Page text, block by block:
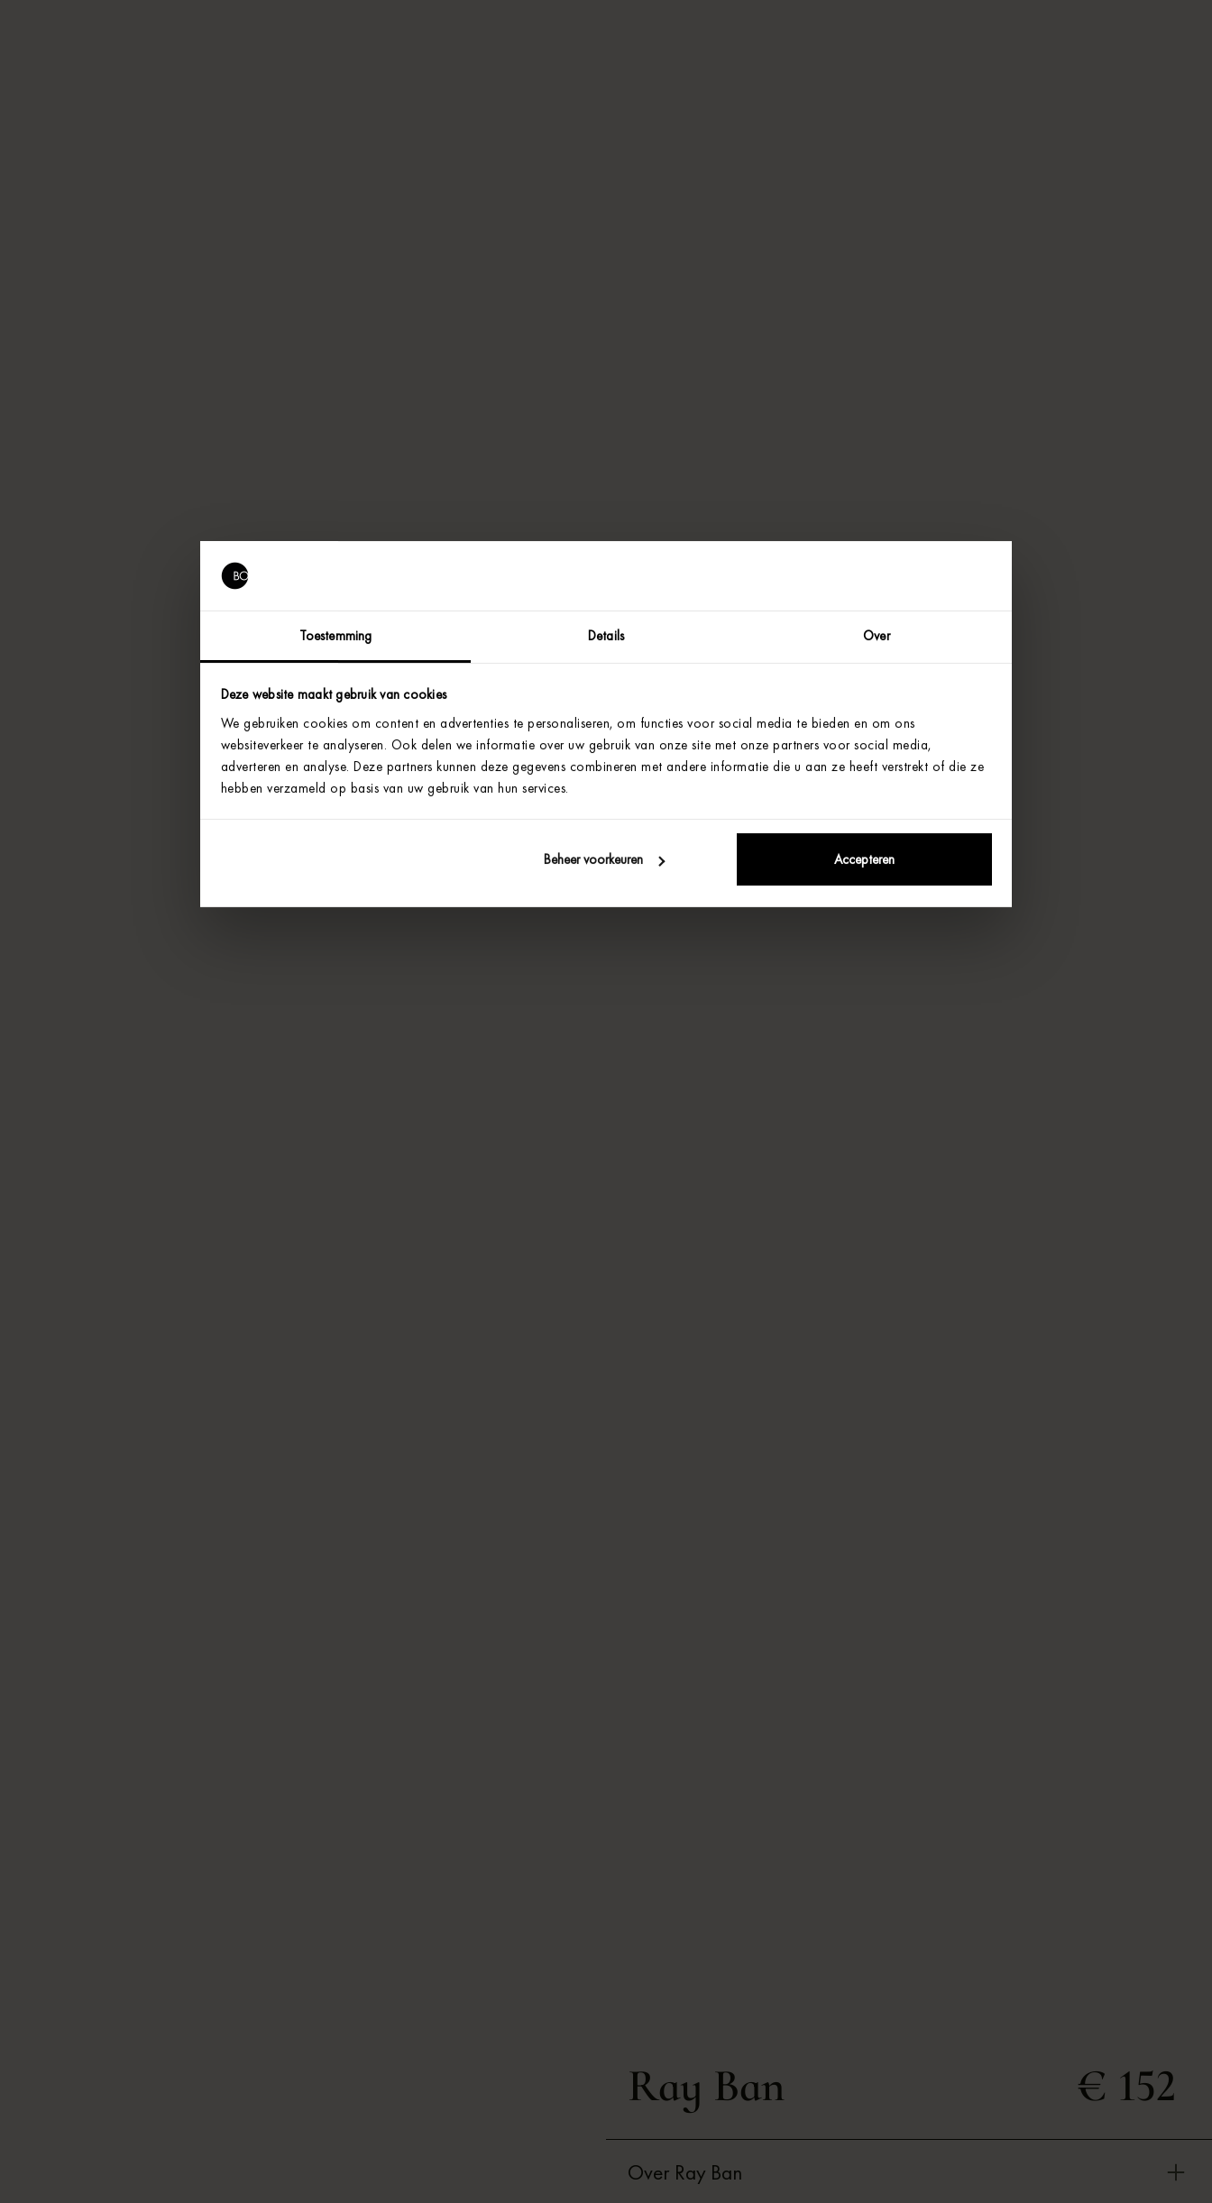
Toestemming Details Over
Deze website maakt gebruik van cookies
We gebruiken cookies om content en advertenties te personaliseren, om functies voor social media te bieden en om ons
websiteverkeer te analyseren. Ook delen we informatie over uw gebruik van onze site met onze partners voor social media,
adverteren en analyse. Deze partners kunnen deze gegevens combineren met andere informatie die u aan ze heeft verstrekt of die ze
hebben verzameld op basis van uw gebruik van hun services.
Beheer voorkeuren Accepteren
Ray Ban € 152
Over Ray Ban